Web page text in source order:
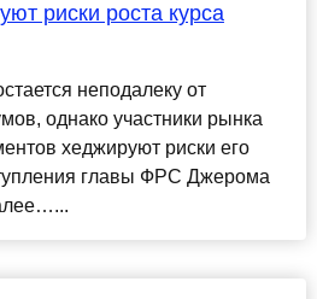
риски роста курса
неподалеку от
однако участники рынка
хеджируют риски его
главы ФРС Джерома